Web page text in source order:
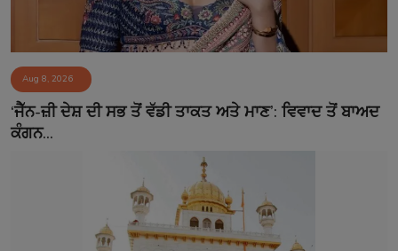
Aug 8, 2026
‘ਜੈੱਨ-ਜ਼ੀ ਦੇਸ਼ ਦੀ ਸਭ ਤੋਂ ਵੱਡੀ ਤਾਕਤ ਅਤੇ ਮਾਣ’: ਵਿਵਾਦ ਤੋਂ ਬਾਅਦ
ਕੰਗਨ...